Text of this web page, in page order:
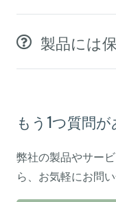
製品には
もう1つ質問
弊社の製品やサー
ら、お気軽にお問